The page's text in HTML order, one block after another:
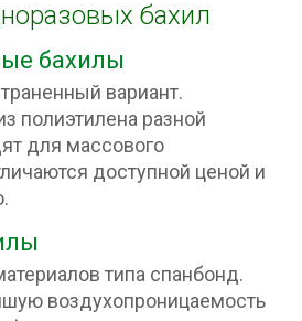
бахил
бахилы
вариант.
полиэтилена разной
для массового
доступной ценой и
типа спанбонд.
воздухопроницаемость